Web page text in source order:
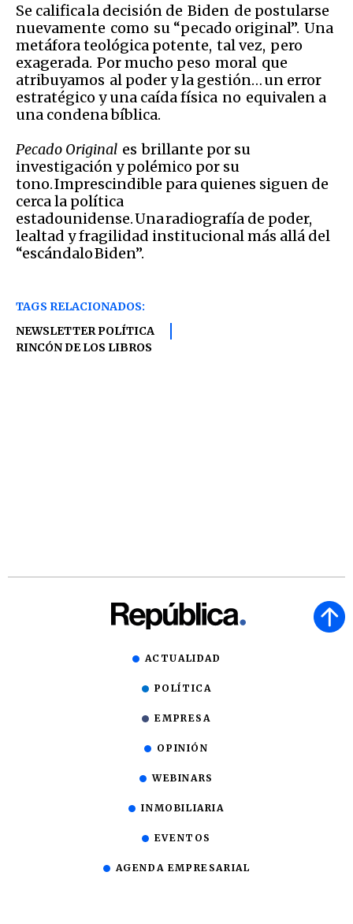
Se califica la decisión de Biden de postularse
nuevamente como su “pecado original”. Una
metáfora teológica potente, tal vez, pero
exagerada. Por mucho peso moral que
atribuyamos al poder y la gestión… un error
estratégico y una caída física no equivalen a
una condena bíblica.
Pecado Original es brillante por su
investigación y polémico por su
tono. Imprescindible para quienes siguen de
cerca la política
estadounidense. Una radiografía de poder,
lealtad y fragilidad institucional más allá del
“escándalo Biden”.
TAGS RELACIONADOS:
NEWSLETTER POLÍTICA
RINCÓN DE LOS LIBROS
ACTUALIDAD
POLÍTICA
EMPRESA
OPINIÓN
WEBINARS
INMOBILIARIA
EVENTOS
AGENDA EMPRESARIAL